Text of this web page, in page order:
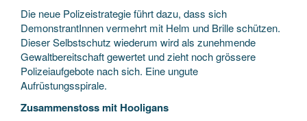
Die neue Polizeistrategie führt dazu, dass sich
DemonstrantInnen vermehrt mit Helm und Brille schützen.
Dieser Selbstschutz wiederum wird als zunehmende
Gewaltbereitschaft gewertet und zieht noch grössere
Polizeiaufgebote nach sich. Eine ungute
Aufrüstungsspirale.
Zusammenstoss mit Hooligans